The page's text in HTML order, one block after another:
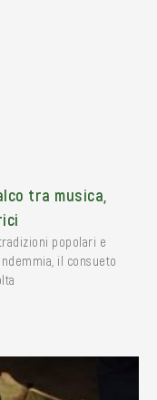
tra musica,
popolari e
il consueto